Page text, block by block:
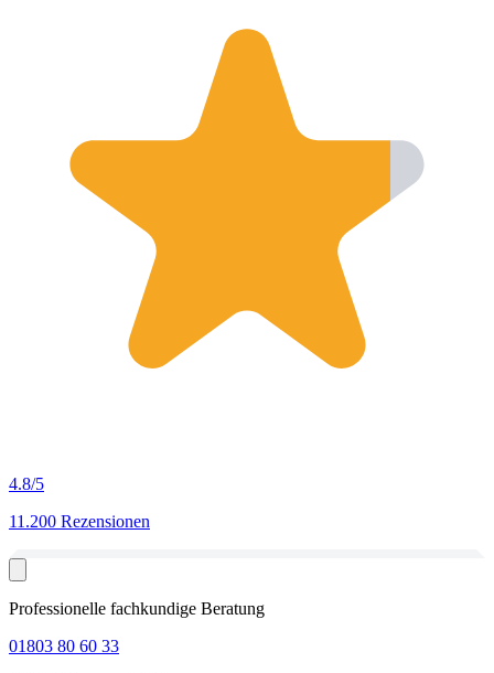
4.8/5
11.200 Rezensionen
Professionelle fachkundige Beratung
01803 80 60 33